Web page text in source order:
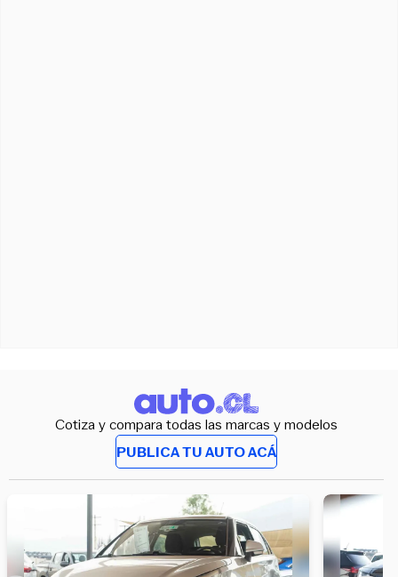
Cotiza y compara todas las marcas y modelos
PUBLICA TU AUTO ACÁ